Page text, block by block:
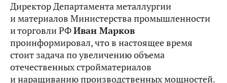
Директор Департамента металлургии
и материалов Министерства промышленности
и торговли РФИван Марков
проинформировал, что в настоящее время
стоит задача по увеличению объема
отечественных стройматериалов
и наращиванию производственных мощностей.